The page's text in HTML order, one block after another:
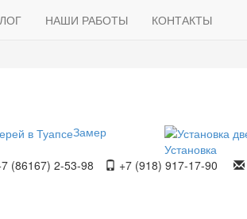
НАШИ РАБОТЫ КОНТАКТЫ
Замер
Установка
(86167) 2-53-98 +7 (918) 917-17-90